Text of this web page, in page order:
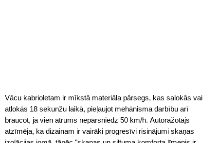
Vācu kabrioletam ir mīkstā materiāla pārsegs, kas salokās vai
atlokās 18 sekunžu laikā, pieļaujot mehānisma darbību arī
braucot, ja vien ātrums nepārsniedz 50 km/h. Autoražotājs
atzīmēja, ka dizainam ir vairāki progresīvi risinājumi skaņas